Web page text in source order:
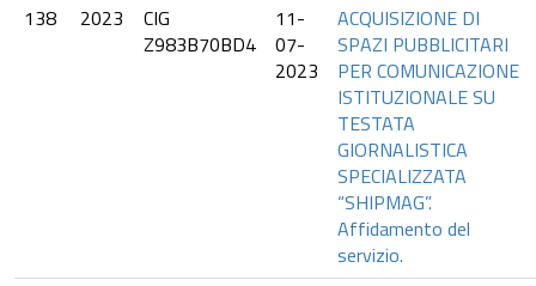
138
2023
CIG
Z983B70BD4
11-
07-
2023
ACQUISIZIONE DI
SPAZI PUBBLICITARI
PER COMUNICAZIONE
ISTITUZIONALE SU
TESTATA
GIORNALISTICA
SPECIALIZZATA
“SHIPMAG”.
Affidamento del
servizio.